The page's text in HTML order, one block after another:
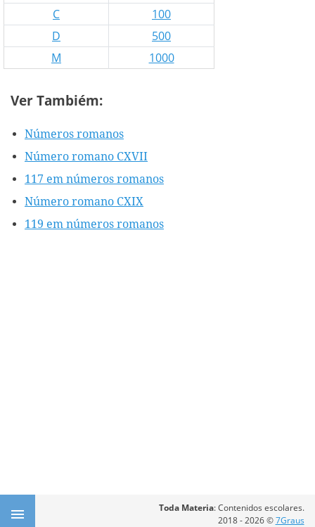
C
100
D
500
M
1000
Ver Tambiém:
Números romanos
Número romano CXVII
117 em números romanos
Número romano CXIX
119 em números romanos
Toda Materia: Contenidos escolares.
2018 - 2026 ©7Graus